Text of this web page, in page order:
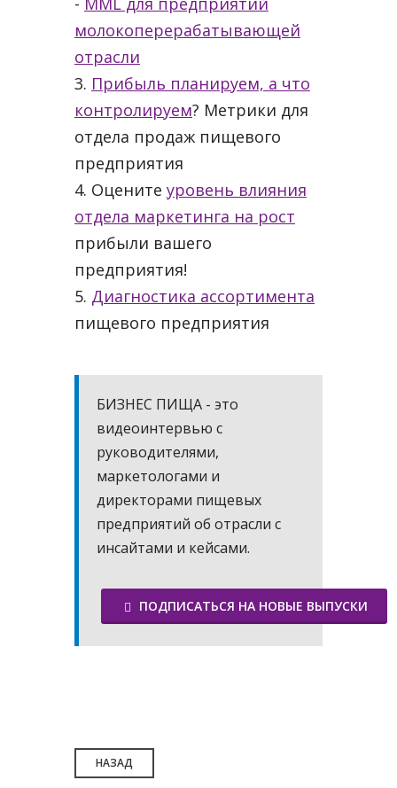
молокоперерабатывающей
отрасли
3. Прибыль планируем, а что
контролируем? Метрики для
отдела продаж пищевого
предприятия
4. Оцените уровень влияния
отдела маркетинга на рост
прибыли вашего
предприятия!
5. Диагностика ассортимента
пищевого предприятия
БИЗНЕС ПИЩА - это
видеоинтервью с
руководителями,
маркетологами и
директорами пищевых
предприятий об отрасли с
инсайтами и кейсами.
ПОДПИСАТЬСЯ НА НОВЫЕ ВЫПУСКИ
НАЗАД